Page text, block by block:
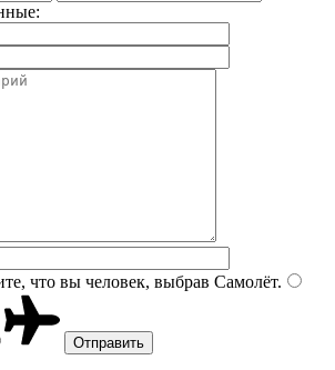
что вы человек, выбрав Самолёт.